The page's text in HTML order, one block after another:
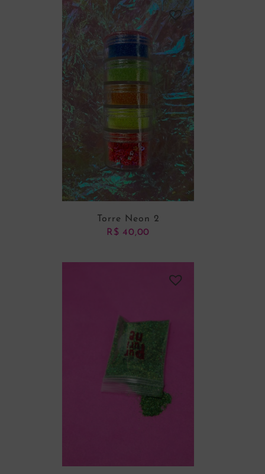
ADICIONAR AO CARRINHO
Torre Neon 2
R$ 40,00